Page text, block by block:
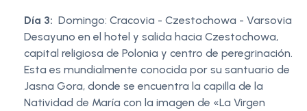
Día 3: Domingo: Cracovia - Czestochowa - Varsovia
Desayuno en el hotel y salida hacia Czestochowa,
capital religiosa de Polonia y centro de peregrinación.
Esta es mundialmente conocida por su santuario de
Jasna Gora, donde se encuentra la capilla de la
Natividad de María con la imagen de «La Virgen